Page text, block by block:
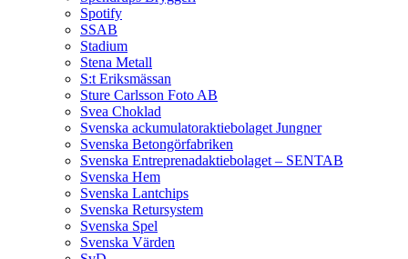
Spotify
SSAB
Stadium
Stena Metall
S:t Eriksmässan
Sture Carlsson Foto AB
Svea Choklad
Svenska ackumulatoraktiebolaget Jungner
Svenska Betongörfabriken
Svenska Entreprenadaktiebolaget – SENTAB
Svenska Hem
Svenska Lantchips
Svenska Retursystem
Svenska Spel
Svenska Värden